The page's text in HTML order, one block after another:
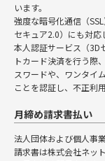
います。
強度な暗号化通信（
セキュア2.0）にも対応
本人認証サービス（3D
トカード決済を行う際
スワードや、ワンタイ
ことを認証し、不正利
月締め請求書払い
法人団体および個人事
請求書は株式会社ネッ